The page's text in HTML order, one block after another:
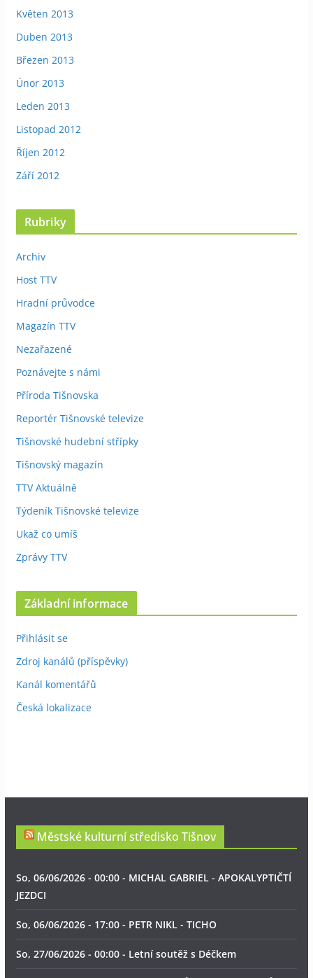
Květen 2013
Duben 2013
Březen 2013
Únor 2013
Leden 2013
Listopad 2012
Říjen 2012
Září 2012
Rubriky
Archiv
Host TTV
Hradní průvodce
Magazín TTV
Nezařazené
Poznávejte s námi
Příroda Tišnovska
Reportér Tišnovské televize
Tišnovské hudební střípky
Tišnovský magazín
TTV Aktuálně
Týdeník Tišnovské televize
Ukaž co umíš
Zprávy TTV
Základní informace
Přihlásit se
Zdroj kanálů (příspěvky)
Kanál komentářů
Česká lokalizace
Městské kulturní středisko Tišnov
So, 06/06/2026 - 00:00 - MICHAL GABRIEL - APOKALYPTIČTÍ
JEZDCI
So, 06/06/2026 - 17:00 - PETR NIKL - TICHO
So, 27/06/2026 - 00:00 - Letní soutěž s Déčkem